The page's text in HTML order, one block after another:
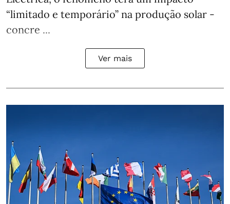
“limitado e temporário” na produção solar -
concre ...
Ver mais